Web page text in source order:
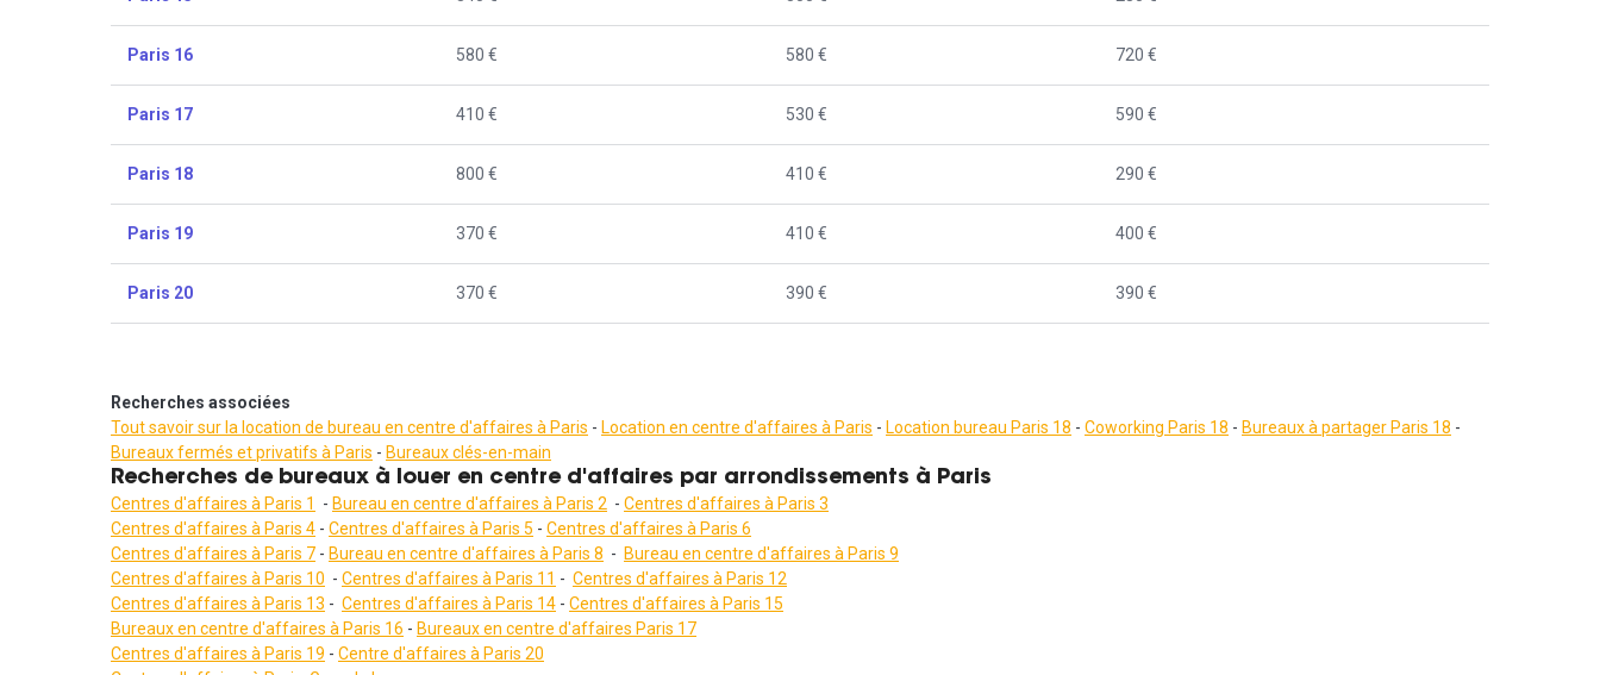
Paris 16 580 € 580 € 720 €
Paris 17 410 € 530 € 590 €
Paris 18 800 € 410 € 290 €
Paris 19 370 € 410 € 400 €
Paris 20 370 € 390 € 390 €
Recherches associées
Tout savoir sur la location de bureau en centre d'affaires à Paris - Location en centre d'affaires à Paris - Location bureau Paris 18 - Coworking Paris 18 - Bureaux à partager Paris 18 -
Bureaux fermés et privatifs à Paris - Bureaux clés-en-main
Recherches de bureaux à louer en centre d'affaires par arrondissements à Paris
Centres d'affaires à Paris 1 - Bureau en centre d'affaires à Paris 2 - Centres d'affaires à Paris 3
Centres d'affaires à Paris 4 - Centres d'affaires à Paris 5 - Centres d'affaires à Paris 6
Centres d'affaires à Paris 7 - Bureau en centre d'affaires à Paris 8 - Bureau en centre d'affaires à Paris 9
Centres d'affaires à Paris 10 - Centres d'affaires à Paris 11 - Centres d'affaires à Paris 12
Centres d'affaires à Paris 13 - Centres d'affaires à Paris 14 - Centres d'affaires à Paris 15
Bureaux en centre d'affaires à Paris 16 - Bureaux en centre d'affaires Paris 17
Centres d'affaires à Paris 19 - Centre d'affaires à Paris 20